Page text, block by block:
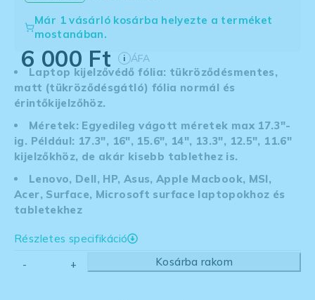
Már 1 vásárló kosárba helyezte a terméket
mostanában.
6 000 Ft i ÁFA
Laptop kijelzővédő fólia: tükröződésmentes,
matt (tükröződésgátló) fólia normál és
érintőkijelzőhöz.
Méretek: Egyedileg vágott méretek max 17.3″-
ig. Például: 17.3″, 16″, 15.6″, 14″, 13.3″, 12.5″, 11.6″
kijelzőkhöz, de akár kisebb tablethez is.
Lenovo, Dell, HP, Asus, Apple Macbook, MSI,
Acer, Surface, Microsoft surface laptopokhoz és
tabletekhez
Részletes specifikáció
Kosárba rakom